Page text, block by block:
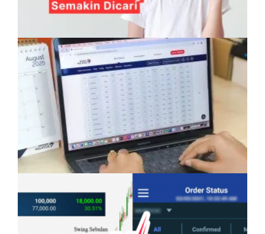
Anak Mampu Menguasai Dua atau Tiga
Bahasa: Kelebihan Yang Semakin Dicari
Pelaburan Saham Bukan Untuk Mereka Yang
Suka ‘Stress’